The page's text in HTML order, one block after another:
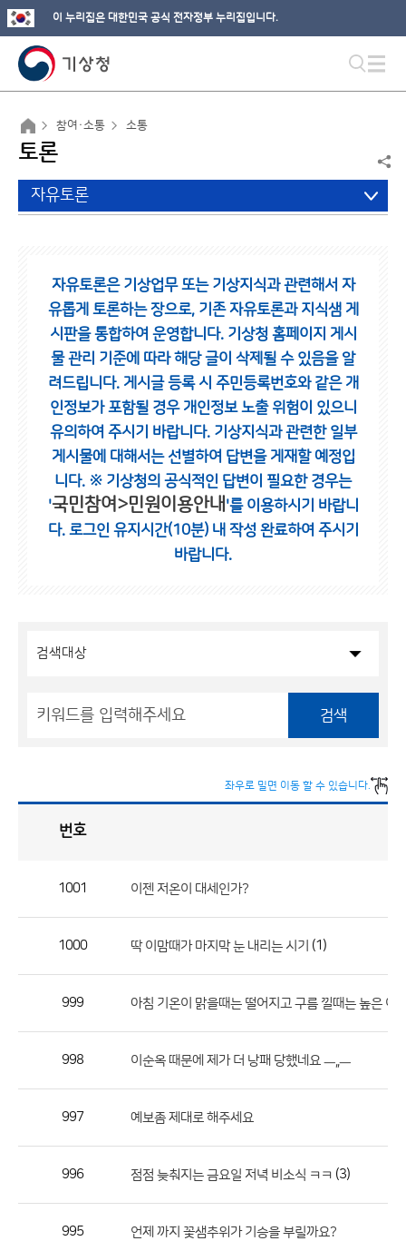
이 누리집은 대한민국 공식 전자정부 누리집입니다.
참여·소통 소통
토론
자유토론
자유토론은 기상업무 또는 기상지식과 관련해서 자
유롭게 토론하는 장으로, 기존 자유토론과 지식샘 게
시판을 통합하여 운영합니다. 기상청 홈페이지 게시
물 관리 기준에 따라 해당 글이 삭제될 수 있음을 알
려드립니다. 게시글 등록 시 주민등록번호와 같은 개
인정보가 포함될 경우 개인정보 노출 위험이 있으니
유의하여 주시기 바랍니다. 기상지식과 관련한 일부
게시물에 대해서는 선별하여 답변을 게재할 예정입
니다. ※ 기상청의 공식적인 답변이 필요한 경우는
'국민참여>민원이용안내 '를 이용하시기 바랍니
다. 로그인 유지시간(10분) 내 작성 완료하여 주시기
바랍니다.
검색
좌우로 밀면 이동 할 수 있습니다.
론
호,
번호
1001 이젠 저온이 대세인가?
1000 딱 이맘때가 마지막 눈 내리는 시기 (1)
999 아침 기온이 맑을때는 떨어지고 구름 낄때는 높은 이
998 이순옥 때문에 제가 더 낭패 당했네요 ㅡ,,ㅡ
997 예보좀 제대로 해주세요
996 점점 늦춰지는 금요일 저녁 비소식 ㅋㅋ (3)
995 언제 까지 꽃샘추위가 기승을 부릴까요?